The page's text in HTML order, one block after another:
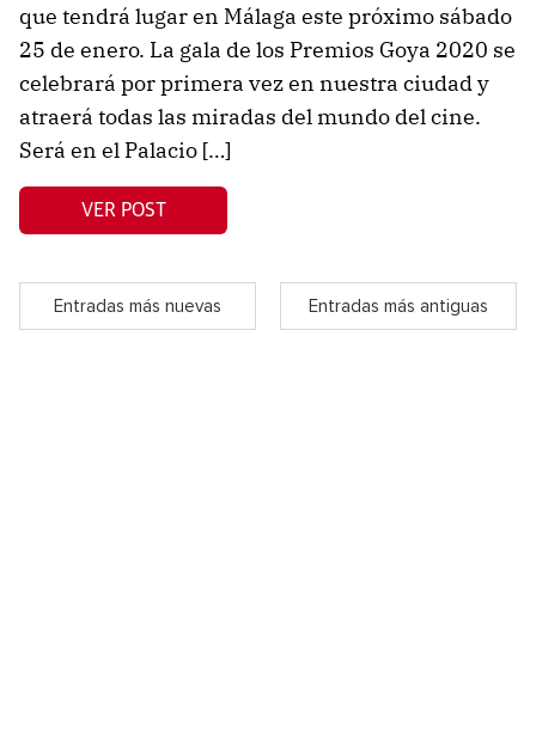
que tendrá lugar en Málaga este próximo sábado
25 de enero. La gala de los Premios Goya 2020 se
celebrará por primera vez en nuestra ciudad y
atraerá todas las miradas del mundo del cine.
Será en el Palacio […]
VER POST
Entradas más nuevas Entradas más antiguas